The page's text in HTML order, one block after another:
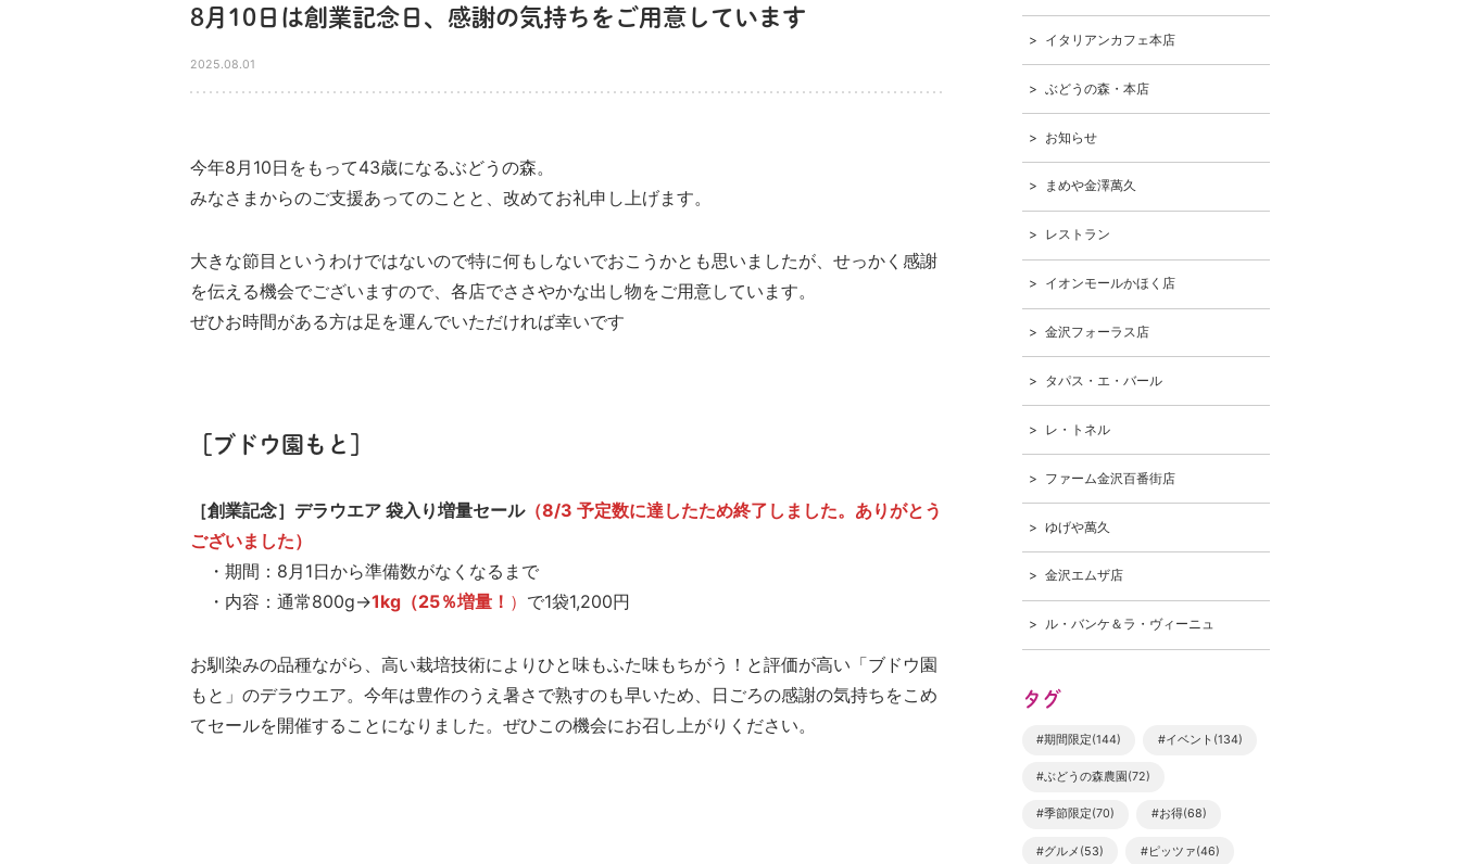
8月10日は創業記念日、感謝の気持ちをご用意しています
2025.08.01
今年8月10日をもって43歳になるぶどうの森。
みなさまからのご支援あってのことと、改めてお礼申し上げます。
大きな節目というわけではないので特に何もしないでおこうかとも思いましたが、せっかく感謝
を伝える機会でございますので、各店でささやかな出し物をご用意しています。
ぜひお時間がある方は足を運んでいただければ幸いです
［ブドウ園もと］
［創業記念］デラウエア 袋入り増量セール（8/3 予定数に達したため終了しました。ありがとう
ございました）
・期間：8月1日から準備数がなくなるまで
・内容：通常800g→1kg（25％増量！ ） で1袋1,200円
お馴染みの品種ながら、高い栽培技術によりひと味もふた味もちがう！と評価が高い「ブドウ園
もと」のデラウエア。今年は豊作のうえ暑さで熟すのも早いため、日ごろの感謝の気持ちをこめ
てセールを開催することになりました。ぜひこの機会にお召し上がりください。
イタリアンカフェ本店
ぶどうの森・本店
お知らせ
まめや金澤萬久
レストラン
イオンモールかほく店
金沢フォーラス店
タパス・エ・バール
レ・トネル
ファーム金沢百番街店
ゆげや萬久
金沢エムザ店
ル・バンケ＆ラ・ヴィーニュ
タグ
#期間限定(144) #イベント(134)
#ぶどうの森農園(72)
#季節限定(70) #お得(68)
#グルメ(53) #ピッツァ(46)